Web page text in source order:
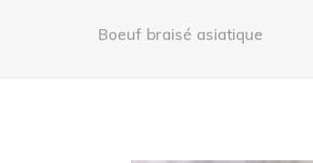
Boeuf braisé asiatique